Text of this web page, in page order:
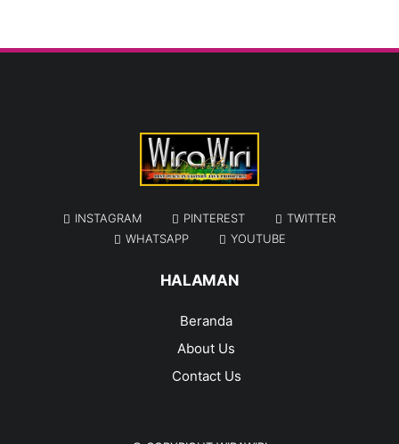
INSTAGRAM PINTEREST
TWITTER
WHATSAPP
YOUTUBE
HALAMAN
Beranda
About Us
Contact Us